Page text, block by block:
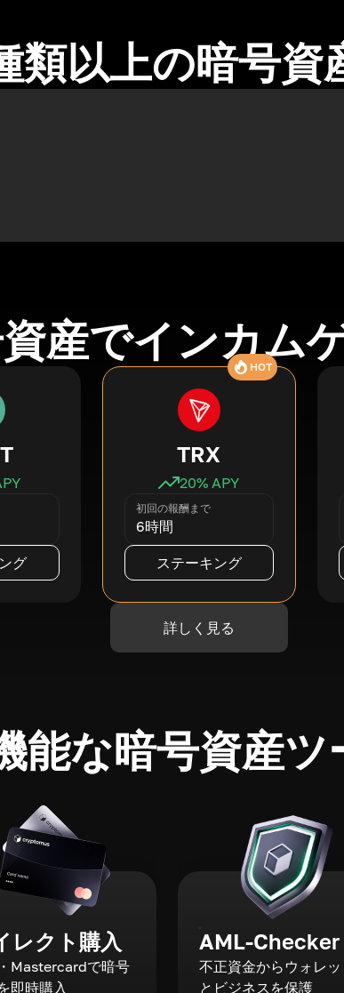
類以上の暗号資
産でインカム
グ
HOT
TRX
20% APY
初回の報酬まで
6時間
ステーキング
詳しく見る
能な暗号資産ツ
レクト購入
Mastercardで暗号
即時購入
AML-Checker
不正資金からウォレッ
とビジネスを保護